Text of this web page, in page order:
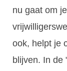
nu gaat om
ook, helpt je
blijven. In de